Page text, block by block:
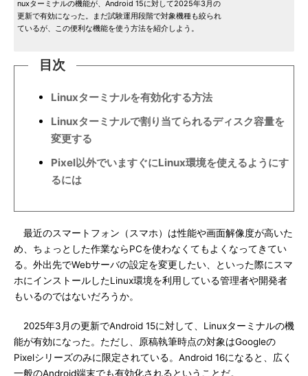
nuxターミナルの機能が、Android 15に対して2025年3月の
更新で有効になった。まだ試験運用段階で対象機種も絞られ
ているが、この便利な機能を使う方法を紹介しよう。
目次
Linuxターミナルを有効化する方法
Linuxターミナルで割り当てられるディスク容量を
変更する
Pixel以外でいますぐにLinux環境を使えるようにす
るには
最近のスマートフォン（スマホ）は性能や画面解像度が高いた
め、ちょっとした作業ならPCを使わなくてもよくなってきてい
る。外出先でWebサーバの設定を変更したい、といった際にスマ
ホにインストールしたLinux環境を利用している管理者や開発者
もいるのではないだろうか。
2025年3月の更新でAndroid 15に対して、Linuxターミナルの機
能が有効になった。ただし、原稿執筆時点の対象はGoogleの
Pixelシリーズのみに限定されている。Android 16になると、広く
一般のAndroid端末でも有効化されるということだ。